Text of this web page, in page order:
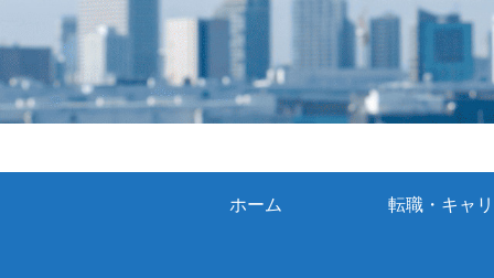
ホーム 転職・キャ